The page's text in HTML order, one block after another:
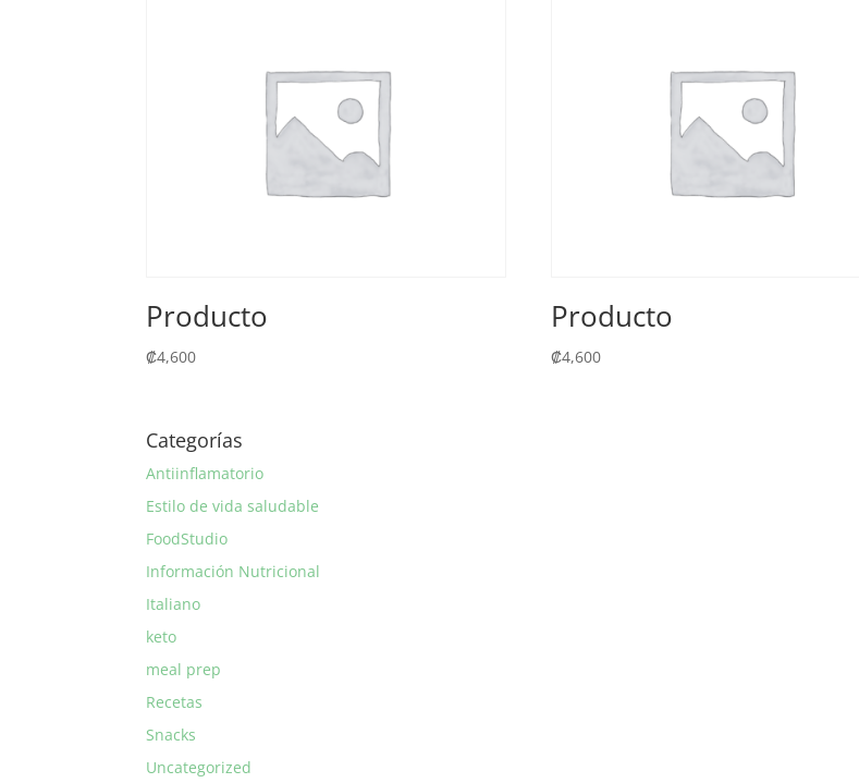
Producto
₡4,600
Producto
₡4,600
Categorías
Antiinflamatorio
Estilo de vida saludable
FoodStudio
Información Nutricional
Italiano
keto
meal prep
Recetas
Snacks
Uncategorized